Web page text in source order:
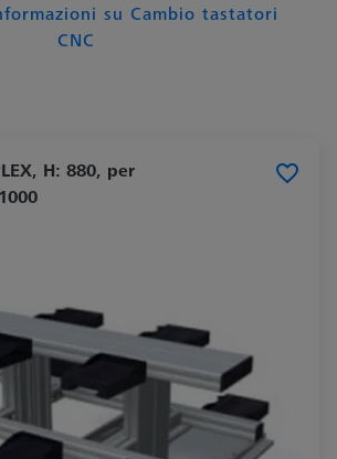
su Cambio tastatori
CNC
H: 880, per